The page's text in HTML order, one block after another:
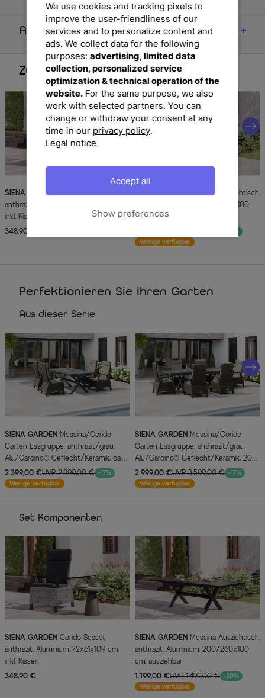
Artikelmerkmale & Materialien
Zubehör
SIENA GARDEN
anthrazit, Aluminium, 72x61x109 cm,
inkl. Kissen
348,90 €
anthrazit, Aluminium, 200/260x100
cm, ausziehbar
-20%
Wenige verfügbar
Perfektionieren Sie Ihren Garten
Aus dieser Serie
SIENA GARDEN
Garten-Essgruppe, anthrazit/grau,
Alu/Gardino®-Geflecht/Keramik, ca.
200-260 x 100 cm, inkl. 4
Diningsessel
2.399,00 €UVP 2.899,00 € -17%
Wenige verfügbar
SIENA GARDEN
Garten-Essgruppe, anthrazit/grau,
Alu/Gardino®-Geflecht/Keramik, 200-
260 x 100 cm, inkl. 6 Diningsessel
2.999,00 €UVP 3.599,00 € -17%
Wenige verfügbar
Set Komponenten
SIENA GARDEN
anthrazit, Aluminium, 72x61x109 cm,
inkl. Kissen
348,90 €
SIENA GARDEN
anthrazit, Aluminium, 200/260x100
cm, ausziehbar
1.199,00 €UVP 1.499,00 € -20%
Wenige verfügbar
We use cookies and tracking pixels to
improve the user-friendliness of our
services and to personalize content and
ads. We collect data for the following
purposes: advertising, limited data
collection, personalized service
optimization & technical operation of the
website.For the same purpose, we also
work with selected partners. You can
change or withdraw your consent at any
time in our privacy policy.
Legal notice
Show preferences
Accept all